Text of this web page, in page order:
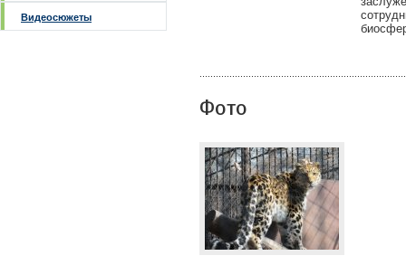
Видеосюжеты
Фото